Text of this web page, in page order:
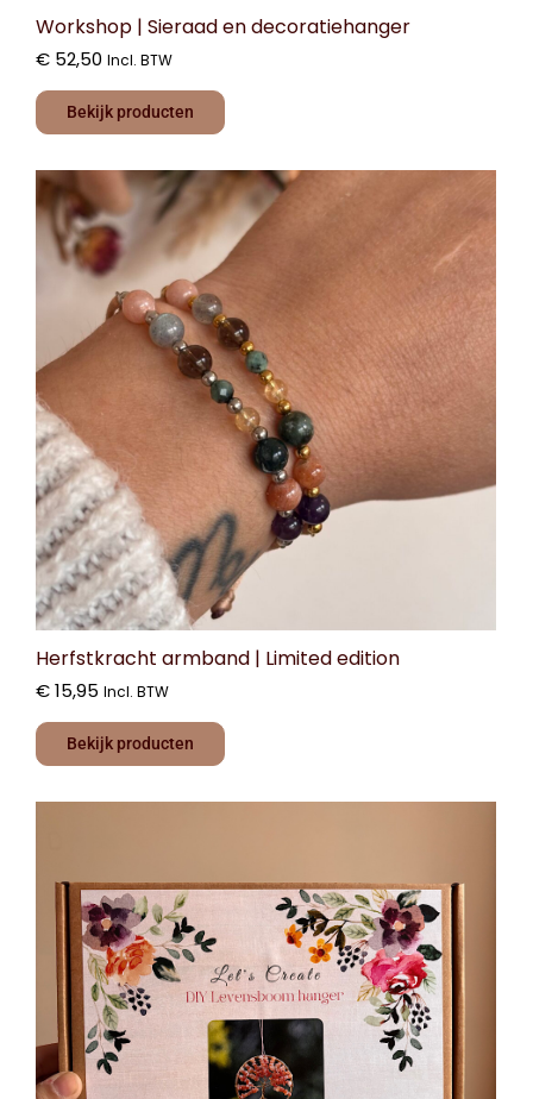
Workshop | Sieraad en decoratiehanger
€ 52,50 Incl. BTW
Bekijk producten
Herfstkracht armband | Limited edition
€15,95 Incl. BTW
Bekijk producten